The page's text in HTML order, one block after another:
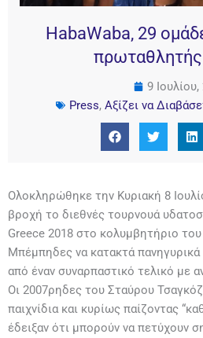
HabaWaba, 29
9
Press, Αξίζει να
Ολοκληρώθηκε την Κυριακή 8
βροχή το διεθνές τουρνουά
Greece 2018 στο κολυμβητήριο
Μπέμπηδες να κατακτά
από έναν συναρπαστικό τελικό με
Οι 2007ρηδες του Σταύρου
παιχνίδια και κυρίως παίζοντας
έδειξαν ότι μπορούν να πετύχουν